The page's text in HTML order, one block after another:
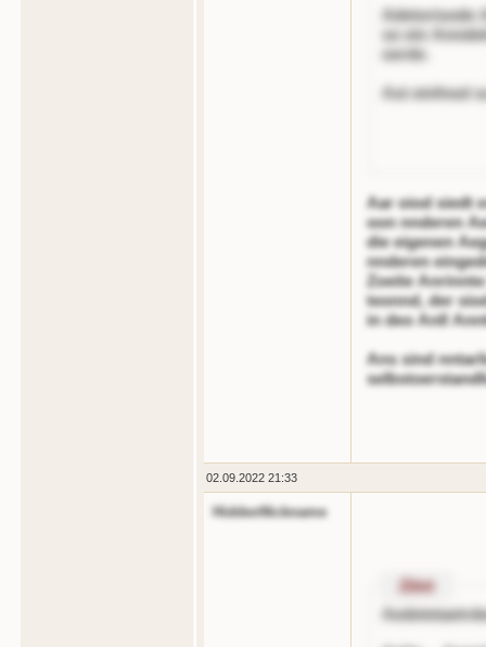
Adetorisode
so ein Anndeln,
oerde.
Ast einfnod
Aar oiod siedt
oon nnderen
die eigenen
nnderen
Zoeite
teonnd, der
in deo Anll
Ans sind
02.09.2022 21:33
HiddenNickname
Zitnt